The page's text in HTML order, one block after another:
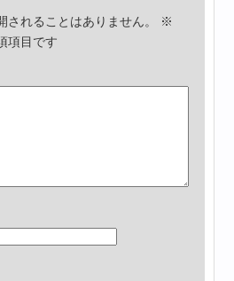
されることはありません。
※
項目です